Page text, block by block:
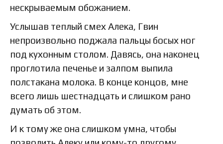
нескрываемым обожанием.
Услышав теплый смех Алека, Гвин
непроизвольно поджала пальцы босых ног
под кухонным столом. Давясь, она наконец
проглотила печенье и залпом выпила
полстакана молока. В конце концов, мне
всего лишь шестнадцать и слишком рано
думать об этом.
И к тому же она слишком умна, чтобы